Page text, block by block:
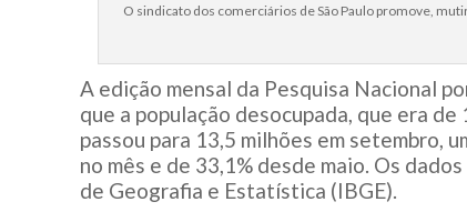
O sindicato dos comerciários de São Paulo promove,
A edição mensal da Pesquisa Nacional
que a população desocupada, que era
passou para 13,5 milhões em setembro,
no mês e de 33,1% desde maio. Os
de Geografia e Estatística (IBGE).